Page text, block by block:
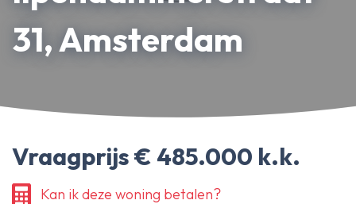
31, Amsterdam
Vraagprijs € 485.000 k.k.
Kan ik deze woning betalen?
Erfpachtdeskundige
Gerechtelijke deskundige
Onze reviews
Contact